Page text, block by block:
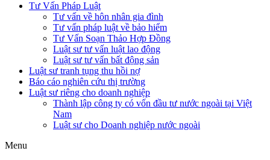
Tư Vấn Pháp Luật
Tư vấn về hôn nhân gia đình
Tư vấn pháp luật về bảo hiểm
Tư Vấn Soạn Thảo Hợp Đồng
Luật sư tư vấn luật lao động
Luật sư tư vấn bất động sản
Luật sư tranh tụng thu hồi nợ
Báo cáo nghiên cứu thị trường
Luật sư riêng cho doanh nghiệp
Thành lập công ty có vốn đầu tư nước ngoài tại Việt
Nam
Luật sư cho Doanh nghiệp nước ngoài
Menu